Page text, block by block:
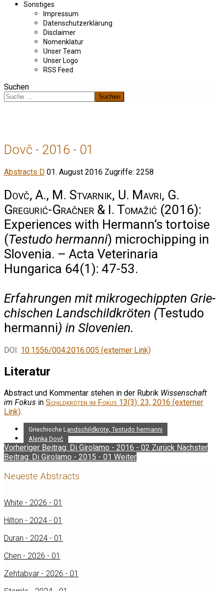
Sonstiges
Impressum
Datenschutzerklärung
Disclaimer
Nomenklatur
Unser Team
Unser Logo
RSS Feed
Suchen
Suchen
Dovč - 2016 - 01
Abstracts D 01. August 2016 Zugriffe: 2258
Dovč, A., M. Stvarnik, U. Mavri, G.
Gregurić-Gračner & I. Tomažić (2016):
Experiences with Hermann’s tortoise
(Testudo hermanni) microchipping in
Slovenia. – Acta Veterinaria
Hungarica 64(1): 47-53.
Erfahrungen mit mikrogechippten Grie­
chi­schen Landschildkröten (Testudo
hermanni) in Slovenien.
DOI: 10.1556/004.2016.005 (externer Link)
Literatur
Abstract und Kommentar stehen in der Rubrik Wissenschaft
im Fokus in Schildkröten im Fokus 13(3): 23, 2016 (externer
Link).
Griechische Landschildkröte, Testudo hermanni
Alenka Dovč
Vorheriger Beitrag: Di Girolamo - 2016 - 02 Zurück Nächster
Beitrag: Di Girolamo - 2015 - 01 Weiter
Neueste Abstracts
White - 2026 - 01
Hilton - 2024 - 01
Duran - 2024 - 01
Chen - 2026 - 01
Zehtabvar - 2026 - 01